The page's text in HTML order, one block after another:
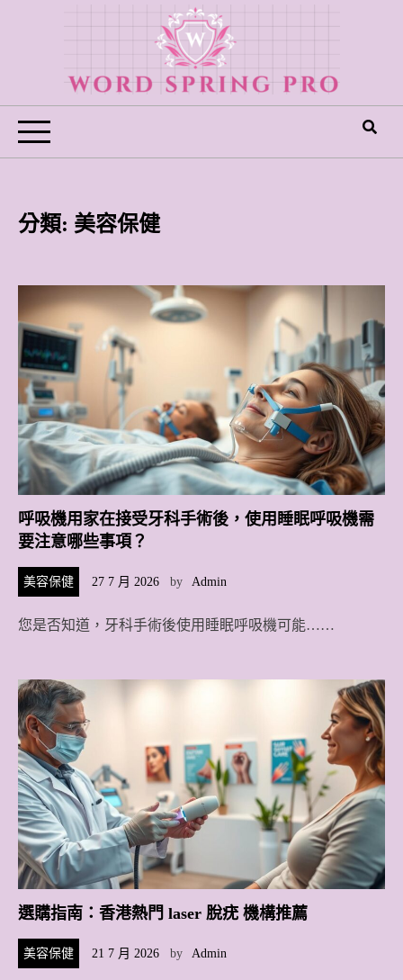
Word Spring Pro
分類: 美容保健
呼吸機用家在接受牙科手術後，使用睡眠呼吸機需
要注意哪些事項？
美容保健 27 7 月 2026 by Admin
您是否知道，牙科手術後使用睡眠呼吸機可能……
選購指南：香港熱門 laser 脫疣 機構推薦
美容保健 21 7 月 2026 by Admin